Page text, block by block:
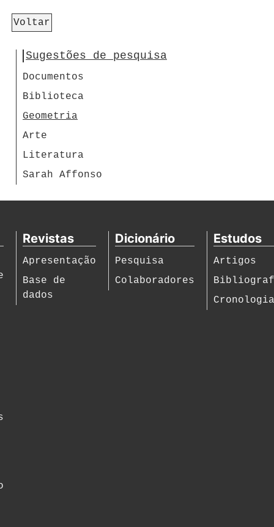
Voltar
Sugestões de pesquisa
Documentos
Biblioteca
Geometria
Arte
Literatura
Sarah Affonso
Revistas
Apresentação
Base de
dados
Dicionário
Pesquisa
Colaboradores
Estudos
Artigos